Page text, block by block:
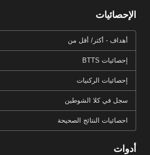
الإحصائيات
أهداف - أكثر/ أقل من
إحصائيات BTTS
إحصائيات الركنيات
سجل في كلا الشوطين
احصائيات النتائج الصحيحة
أدوات